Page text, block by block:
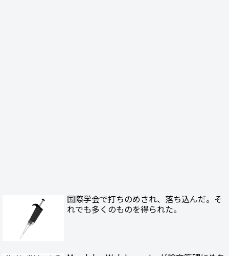
国際学会で打ちのめされ、落ち込んだ。そ
れでも多くのものを得られた。